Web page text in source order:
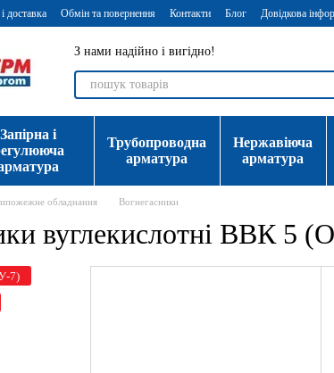
доставка Обмін та повернення Контакти Блог Довідкова
З нами надійно і вигідно!
Запірна і
Трубопроводна
арматура
Нержавіюча
арматура
обладнання Вогнегасники
вуглекислотні ВВК 5
7)